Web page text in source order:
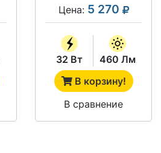
Цена: 5 270
32 Вт
460 Лм
В корзину!
В сравнение